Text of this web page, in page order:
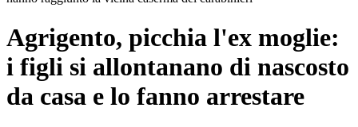
Agrigento, picchia l'ex moglie:
i figli si allontanano di nascosto
da casa e lo fanno arrestare